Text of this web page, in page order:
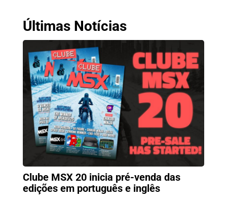
Últimas Notícias
Clube MSX 20 inicia pré-venda das
edições em português e inglês